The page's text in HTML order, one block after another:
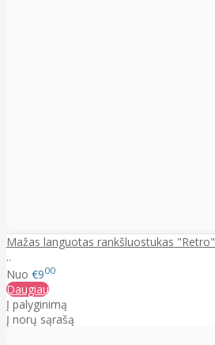
Mažas languotas rankšluostukas "Retro"
..
Nuo €900
Daugiau
Į palyginimą
Į norų sąrašą